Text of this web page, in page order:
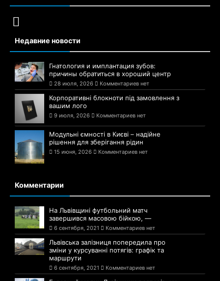
Недавние новости
Гнатология и имплантация зубов:
причины обратиться в хороший центр
28 июля, 2026 Комментариев нет
Корпоративні блокноти під замовлення з
вашим лого
9 июля, 2026 Комментариев нет
Модульні ємності в Києві – надійне
рішення для зберігання рідин
15 июня, 2026 Комментариев нет
Комментарии
На Львівщині футбольний матч
завершився масовою бійкою, —
6 сентября, 2021 Комментариев нет
Львівська залізниця попередила про
зміни у курсуванні потягів: графік та
маршрути
6 сентября, 2021 Комментариев нет